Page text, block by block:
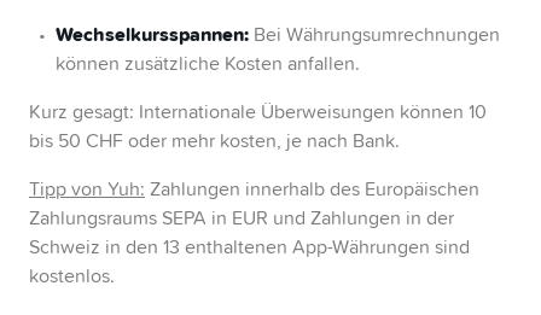
Wechselkursspannen:Bei Währungsumrechnungen
können zusätzliche Kosten anfallen.
Kurz gesagt: Internationale Überweisungen können 10
bis 50 CHF oder mehr kosten, je nach Bank.
Tipp von Yuh: Zahlungen innerhalb des Europäischen
Zahlungsraums SEPA in EUR und Zahlungen in der
Schweiz in den 13 enthaltenen App-Währungen sind
kostenlos.